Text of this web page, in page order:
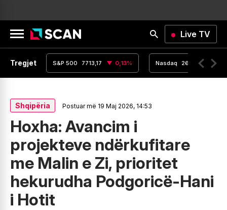
Live TV
Tregjet
0% S&P 500 7713,17 0,13% Nasdaq 26364,53
Shqipëria Postuar më 19 Maj 2026, 14:53
Hoxha: Avancim i
projekteve ndërkufitare
me Malin e Zi, prioritet
hekurudha Podgoricë-Hani
i Hotit